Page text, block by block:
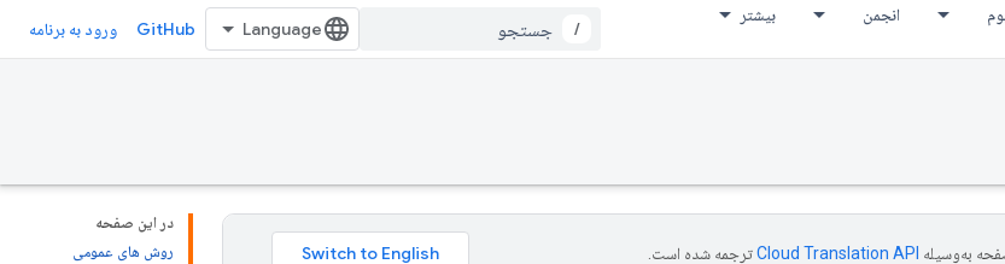
انجمن بیشتر
/
GitHub ورود به برنامه
در این صفحه
روش های عمومی
به‌وسیله ترجمه شده است.